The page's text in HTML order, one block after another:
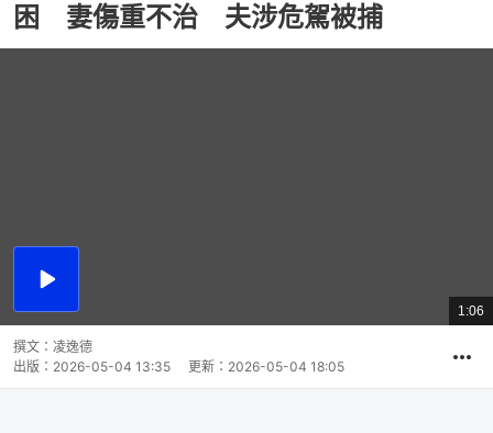
困 妻傷重不治 夫涉危駕被捕
播
總
共
1:06
撰文： 凌逸德
出版： 2026-05-04 13:35 更新： 2026-05-04 18:05